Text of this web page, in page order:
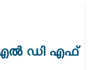
എൽ ഡി എഫ്